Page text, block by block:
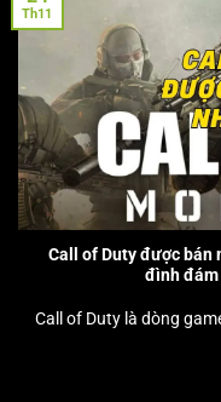
Call of Duty được bán
đình đám
Call of Duty là dòng
Th11